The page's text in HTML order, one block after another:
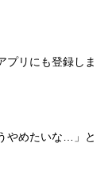
プリにも登録しま
やめたいな…」と